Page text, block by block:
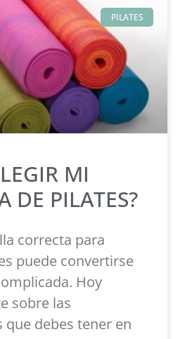
PILATES
MI
DE PILATES?
correcta para
puede convertirse
Hoy
sobre las
que debes tener en